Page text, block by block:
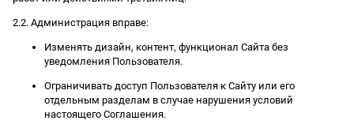
2.2. Администрация вправе:
Изменять дизайн, контент, функционал Сайта без
уведомления Пользователя.
Ограничивать доступ Пользователя к Сайту или его
отдельным разделам в случае нарушения условий
настоящего Соглашения.